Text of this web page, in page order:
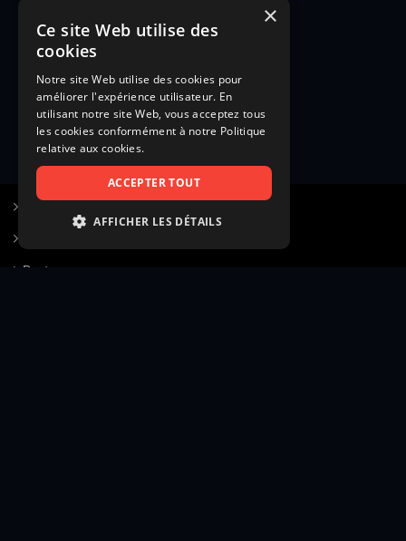
Poster une annonce
×
Ce site Web utilise des
cookies
Notre site Web utilise des cookies pour
améliorer l'expérience utilisateur. En
utilisant notre site Web, vous acceptez tous
les cookies conformément à notre Politique
relative aux cookies.
ACCEPTER TOUT
AFFICHER LES DÉTAILS